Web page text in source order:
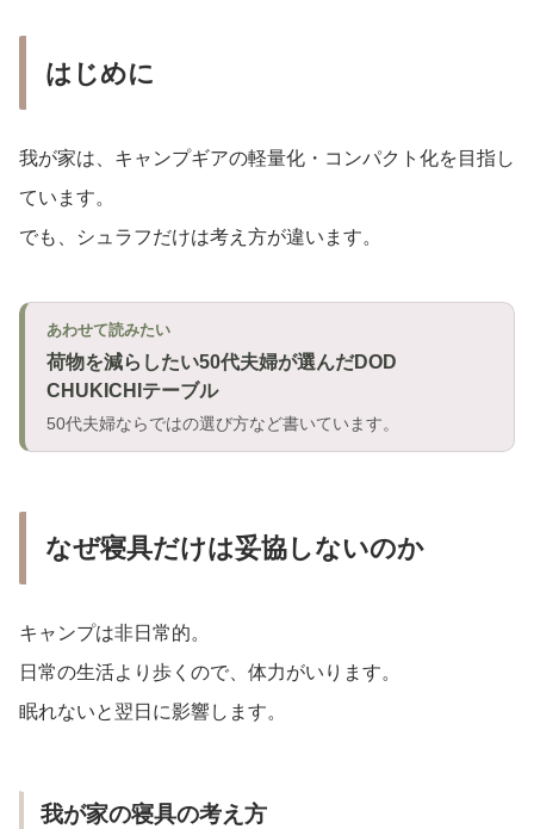
はじめに
我が家は、キャンプギアの軽量化・コンパクト化を目指し
ています。
でも、シュラフだけは考え方が違います。
あわせて読みたい
荷物を減らしたい50代夫婦が選んだDOD
CHUKICHIテーブル
50代夫婦ならではの選び方など書いています。
なぜ寝具だけは妥協しないのか
キャンプは非日常的。
日常の生活より歩くので、体力がいります。
眠れないと翌日に影響します。
我が家の寝具の考え方